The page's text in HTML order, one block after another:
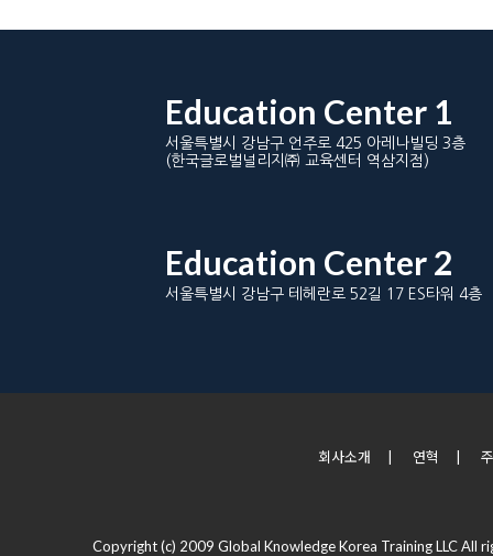
Education Center 1
서울특별시 강남구 언주로 425 아레나빌딩 3층
(한국글로벌널리지㈜ 교육센터 역삼지점)
Education Center 2
서울특별시 강남구 테헤란로 52길 17 ES타워 4층
회사소개 연혁
Copyright (c) 2009 Global Knowledge Korea Training LLC All